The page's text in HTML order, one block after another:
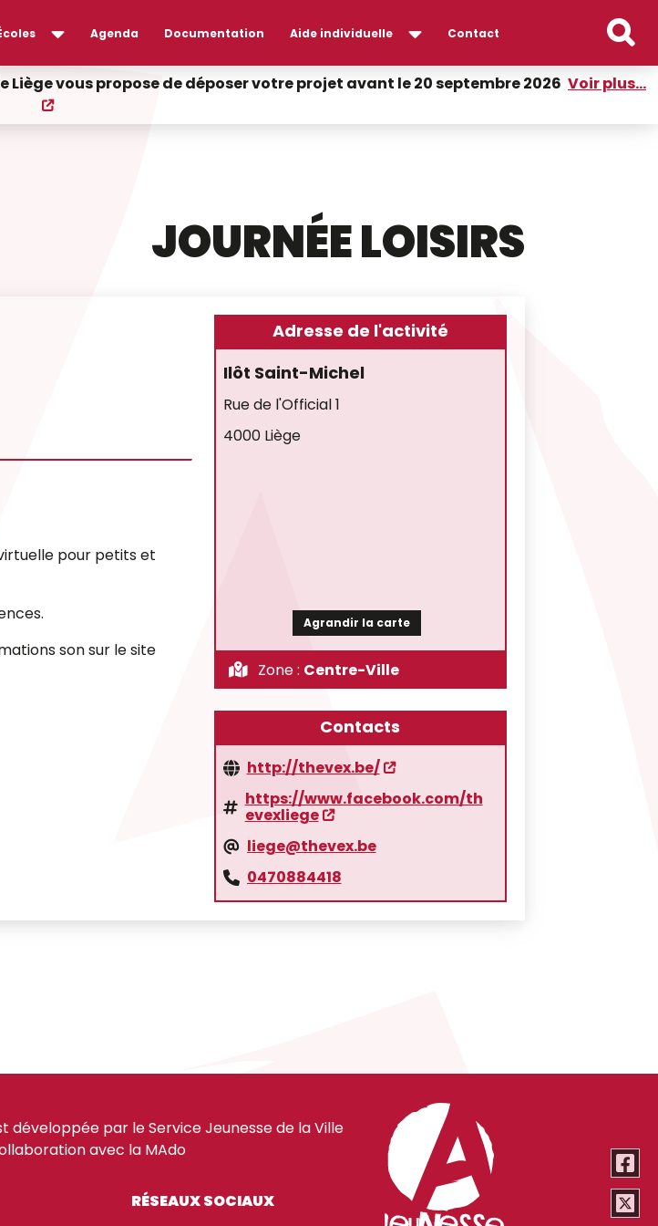
Agenda Documentation Aide individuelle Contact
Liège vous propose de déposer votre projet avant le 20 septembre 2026 Voir plus...
JOURNÉE LOISIRS
pour petits et
son sur le site
Adresse de l'activité
Ilôt Saint-Michel
Rue de l'Official 1
4000 Liège
Agrandir la carte
Zone : Centre-Ville
Contacts
http://thevex.be/
https://www.facebook.com/th
evexliege
liege@thevex.be
0470884418
développée par le Service Jeunesse de la Ville
avec la MAdo
RÉSEAUX SOCIAUX